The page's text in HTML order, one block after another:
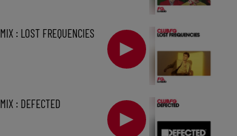
MIX : LOST FREQUENCIES
MIX : DEFECTED